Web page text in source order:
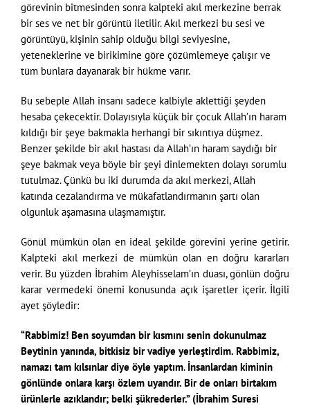
görevinin bitmesinden sonra kalpteki akıl merkezine berrak
bir ses ve net bir görüntü iletilir. Akıl merkezi bu sesi ve
görüntüyü, kişinin sahip olduğu bilgi seviyesine,
yeteneklerine ve birikimine göre çözümlemeye çalışır ve
tüm bunlara dayanarak bir hükme varır.
Bu sebeple Allah insanı sadece kalbiyle aklettiği şeyden
hesaba çekecektir. Dolayısıyla küçük bir çocuk Allah’ın haram
kıldığı bir şeye bakmakla herhangi bir sıkıntıya düşmez.
Benzer şekilde bir akıl hastası da Allah’ın haram saydığı bir
şeye bakmak veya böyle bir şeyi dinlemekten dolayı sorumlu
tutulmaz. Çünkü bu iki durumda da akıl merkezi, Allah
katında cezalandırma ve mükafatlandırmanın şartı olan
olgunluk aşamasına ulaşmamıştır.
Gönül mümkün olan en ideal şekilde görevini yerine getirir.
Kalpteki akıl merkezi de mümkün olan en doğru kararları
verir. Bu yüzden İbrahim Aleyhisselam’ın duası, gönlün doğru
karar vermedeki önemi konusunda açık işaretler içerir. İlgili
ayet şöyledir:
“Rabbimiz! Ben soyumdan bir kısmını senin dokunulmaz
Beytinin yanında, bitkisiz bir vadiye yerleştirdim. Rabbimiz,
namazı tam kılsınlar diye öyle yaptım. İnsanlardan kiminin
gönlünde onlara karşı özlem uyandır. Bir de onları birtakım
ürünlerle azıklandır; belki şükrederler.” (İbrahim Suresi